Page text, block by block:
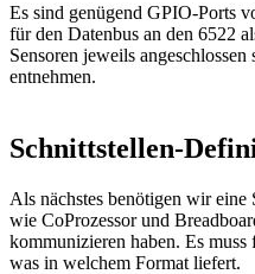
Es sind genügend GPIO-Ports
für den Datenbus an den 6522
Sensoren jeweils
entnehmen.
Schnittstellen-
Als nächstes benötigen wir
wie CoProzessor und
kommunizieren haben. Es
was in welchem Format liefert.